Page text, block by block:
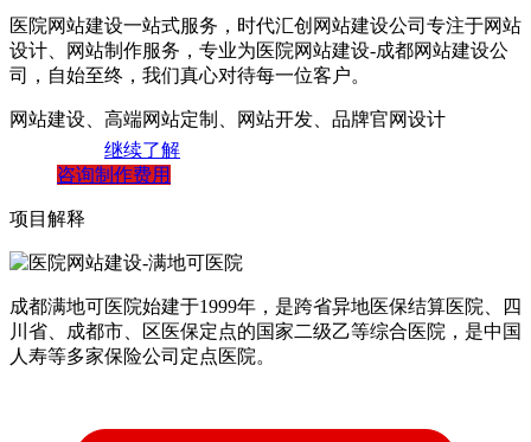
医院网站建设一站式服务，时代汇创网站建设公司专注于网站
设计、网站制作服务，专业为医院网站建设-成都网站建设公
司，自始至终，我们真心对待每一位客户。
网站建设、高端网站定制、网站开发、品牌官网设计
继续了解
咨询制作费用
项目解释
成都满地可医院始建于1999年，是跨省异地医保结算医院、四
川省、成都市、区医保定点的国家二级乙等综合医院，是中国
人寿等多家保险公司定点医院。